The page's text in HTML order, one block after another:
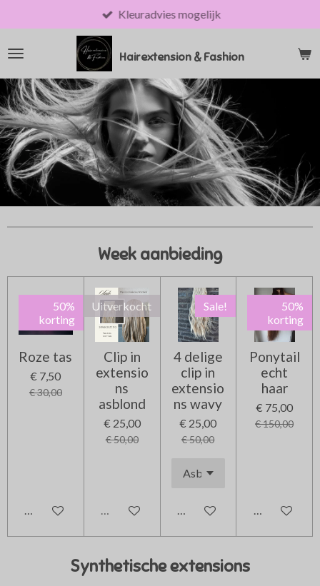
direct
naar
hoofdinhoud
Hairextension & Fashion
Kleuradvies mogelijk
Week aanbieding
50%
korting
Roze tas
€ 7,50
€ 30,00
In winkelwagen
Uitverkocht
Clip in
extensio
ns
asblond
€ 25,00
€ 50,00
Uitverkocht
Sale!
4 delige
clip in
extensio
ns wavy
€ 25,00
€ 50,00
In winkelwagen
50%
korting
Ponytail
echt
haar
€ 75,00
€ 150,00
In
Synthetische extensions